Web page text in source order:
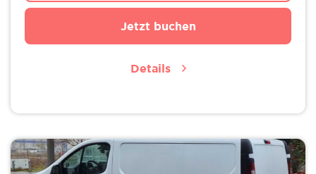
Jetzt buchen
Details